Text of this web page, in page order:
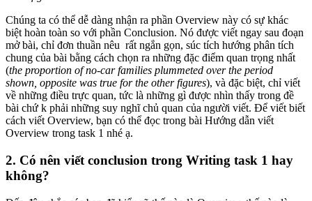
Chúng ta có thể dễ dàng nhận ra phần Overview này có sự khác
biệt hoàn toàn so với phần Conclusion. Nó được viết ngay sau đoạn
mở bài, chỉ đơn thuần nêu rất ngắn gọn, súc tích hướng phân tích
chung của bài bằng cách chọn ra những đặc điểm quan trọng nhất
(the proportion of no-car families plummeted over the period
shown, opposite was true for the other figures), và đặc biệt, chỉ viết
về những điều trực quan, tức là những gì được nhìn thấy trong đề
bài chứ k phải những suy nghĩ chủ quan của người viết. Để viết biết
cách viết Overview, bạn có thể đọc trong bài Hướng dẫn viết
Overview trong task 1 nhé ạ.
2. Có nên viết conclusion trong Writing task 1 hay
không?